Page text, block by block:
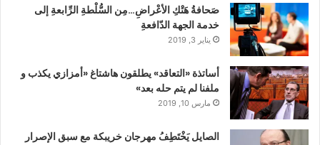
صَحافةُ هَتْكِ الأعْراضِ…مِن السُّلْطةِ الرِّابعةِ إلى
خدمة الجهة الدّافعةِ
يناير 3, 2019
أساتذة «التعاقد» يطلقون هاشتاغ «أمزازي يكذب و
ملفنا لم يتم حله بعد»
مارس 10, 2019
الصايل يَخْتَطِفُ مهرجان خريبكة مع سبق الإصرار